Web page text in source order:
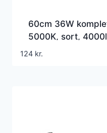
60cm 36W
5000K, sort,
124 kr.